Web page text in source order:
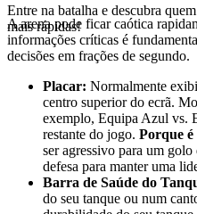
Entre na batalha e descubra
mais rápidas!
A arena pode ficar caótica
informações críticas é
decisões em frações de segundo.
Placar: Normalmente
centro superior do ecrã.
exemplo, Equipa Azul vs.
restante do jogo. Porque
ser agressivo para um
defesa para manter uma
Barra de Saúde do
do seu tanque ou num